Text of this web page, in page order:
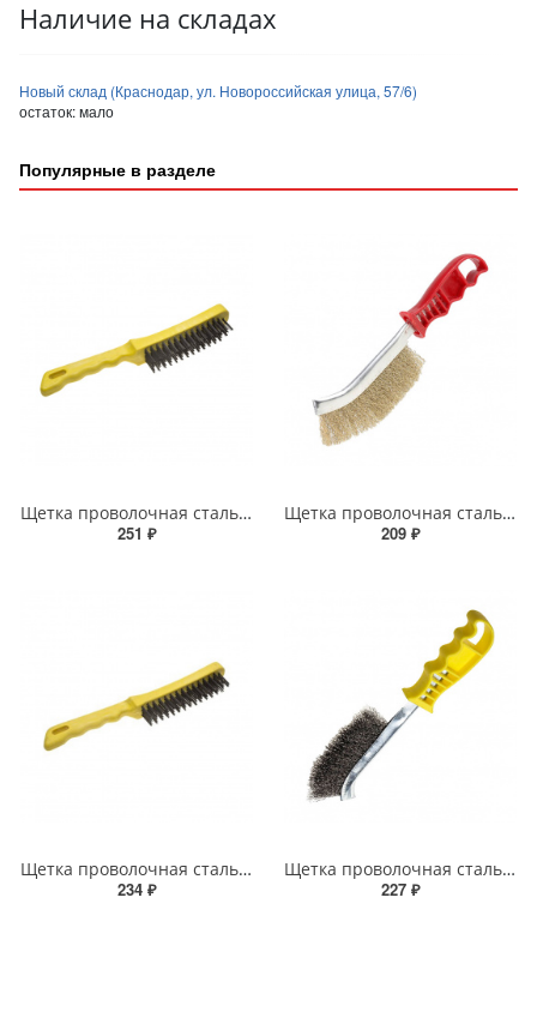
Наличие на складах
Новый склад (Краснодар, ул. Новороссийская улица, 57/6)
остаток:мало
Популярные в разделе
Щетка проволочная стальная STAYER MASTER 270мм с пластмассовой ручкой 5 рядов
251 ₽
Щетка проволочная стальная STAYER PROFESSIONAL однорядная, витая латунированная проволока 0,3мм
209 ₽
Щетка проволочная стальная STAYER MASTER 270мм с пластмассовой ручкой, 4 ряда
234 ₽
Щетка проволочная стальная STAYER PROFESSIONAL однорядная, витая проволока 0,3мм
227 ₽